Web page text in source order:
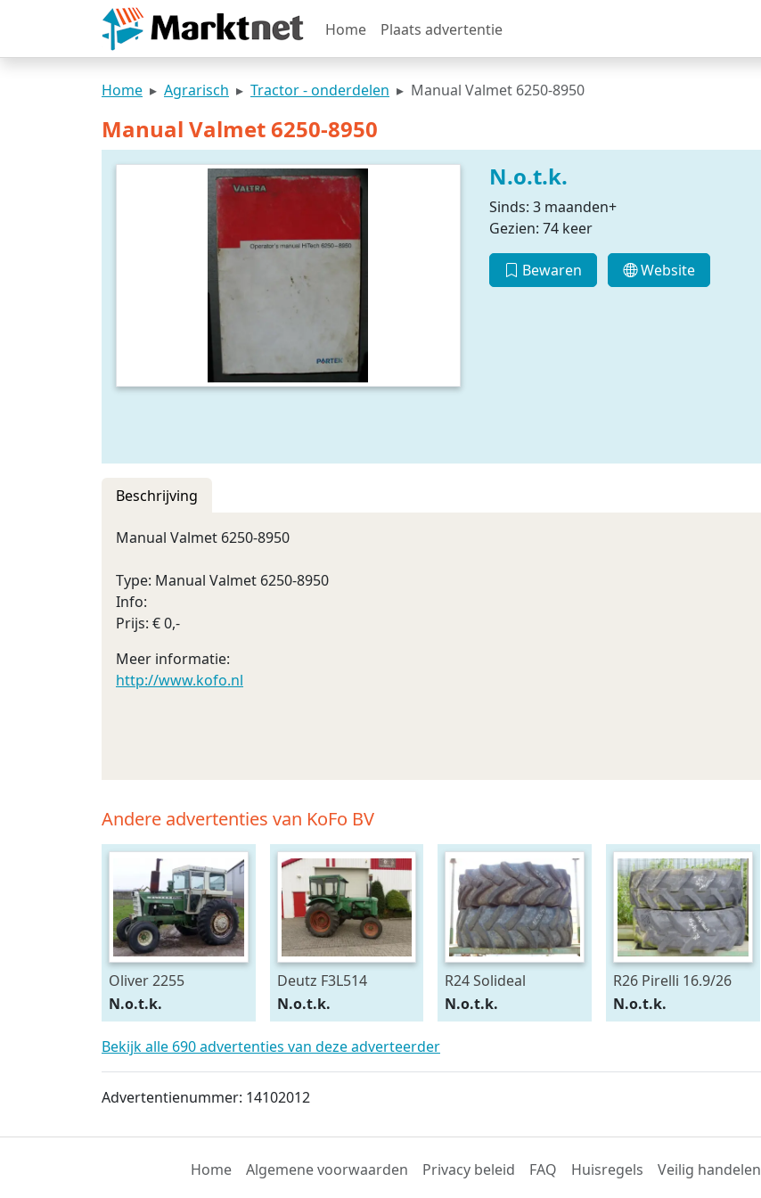
Home Plaats advertentie
Home Agrarisch Tractor - onderdelen Manual Valmet 6250-8950
Manual Valmet 6250-8950
N.o.t.k.
Sinds: 3 maanden+
Gezien: 74 keer
Bewaren Website
Beschrijving
Manual Valmet 6250-8950
Type: Manual Valmet 6250-8950
Info:
Prijs: € 0,-
Meer informatie:
http://www.kofo.nl
Andere advertenties van KoFo BV
Oliver 2255
N.o.t.k.
Deutz F3L514
N.o.t.k.
R24 Solideal
15.5/80R24
N.o.t.k.
R26 Pirelli 16.9/26
N.o.t.k.
Bekijk alle 690 advertenties van deze adverteerder
Advertentienummer: 14102012
Home Algemene voorwaarden Privacy beleid FAQ Huisregels Veilig handelen